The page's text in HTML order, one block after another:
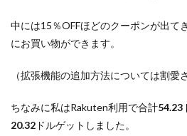
中には15％OFFほどのクーポンが出て
にお買い物ができます。
（拡張機能の追加方法については割愛
ちなみに私はRakuten利用で合計54.23
20.32 ドルゲットしました。